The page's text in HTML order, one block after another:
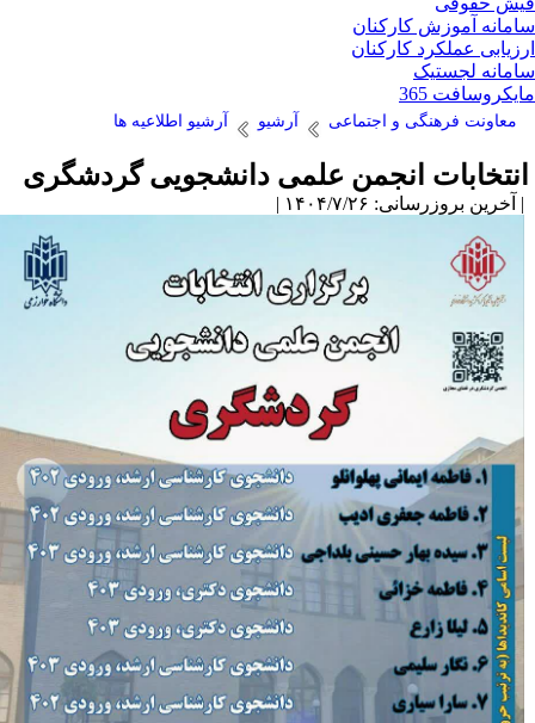
آموزش کارکنان
عملکرد کارکنان
لجستیک
365
معاونت فرهنگی و اجتماعی آرشیو آرشیو اطلاعیه ها
انجمن علمی دانشجویی گردشگری
بروزرسانی: ۱۴۰۴/۷/۲۶ |